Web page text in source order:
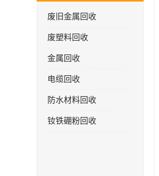
废旧金属回收
废塑料回收
金属回收
电缆回收
防水材料回收
钕铁硼粉回收